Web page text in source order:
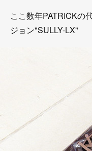
ここ数年PATRICKの
ジョン"SULLY-LX"